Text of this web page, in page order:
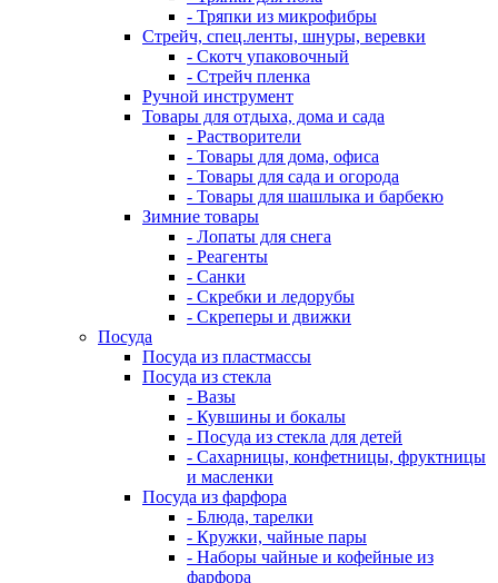
- Тряпки из микрофибры
Стрейч, спец.ленты, шнуры, веревки
- Скотч упаковочный
- Стрейч пленка
Ручной инструмент
Товары для отдыха, дома и сада
- Растворители
- Товары для дома, офиса
- Товары для сада и огорода
- Товары для шашлыка и барбекю
Зимние товары
- Лопаты для снега
- Реагенты
- Санки
- Скребки и ледорубы
- Скреперы и движки
Посуда
Посуда из пластмассы
Посуда из стекла
- Вазы
- Кувшины и бокалы
- Посуда из стекла для детей
- Сахарницы, конфетницы, фруктницы
и масленки
Посуда из фарфора
- Блюда, тарелки
- Кружки, чайные пары
- Наборы чайные и кофейные из
фарфора